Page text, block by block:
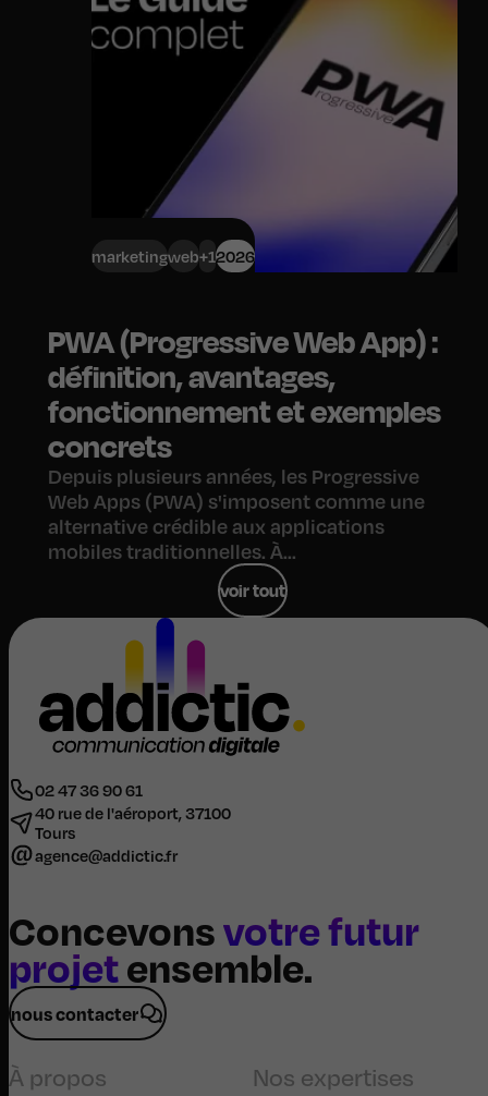
marketingweb+12026
PWA (Progressive Web App) :
définition, avantages,
fonctionnement et exemples
concrets
Depuis plusieurs années, les Progressive
Web Apps (PWA) s'imposent comme une
alternative crédible aux applications
mobiles traditionnelles. À...
voir tout
02 47 36 90 61
40 rue de l'aéroport, 37100
Tours
agence@addictic.fr
Concevonsvotre futur
projetensemble.
nous contacter
À propos Nos expertises